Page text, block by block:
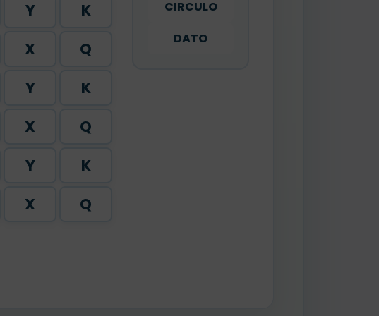
Y
K
X
Q
Y
K
X
Q
Y
K
X Q
CIRCULO
DATO